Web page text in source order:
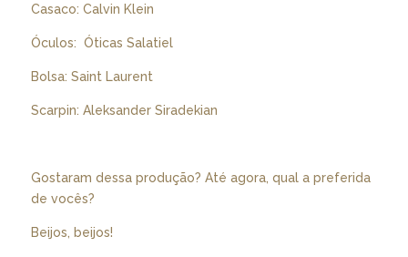
Casaco: Calvin Klein
Óculos: Óticas Salatiel
Bolsa: Saint Laurent
Scarpin: Aleksander Siradekian
Gostaram dessa produção? Até agora, qual a preferida
de vocês?
Beijos, beijos!